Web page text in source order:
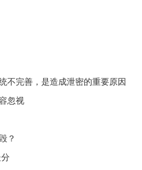
不完善，是造成泄密的重要原因
忽视
？